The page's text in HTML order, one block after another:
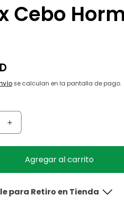
Cebo
se calculan en la pantalla de pago.
Aumentar
cantidad
para
Antex
227G
Agregar al carrito
para Retiro en Tienda